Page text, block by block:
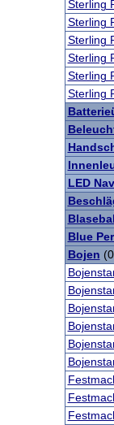
Sterling
Sterling
Sterling
Sterling
Sterling
Sterling
LED
Blue
Bojen